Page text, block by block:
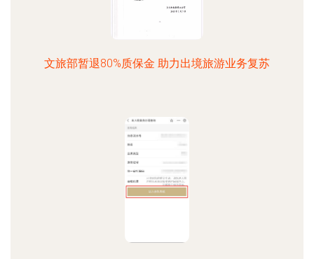
文旅部暂退80%质保金 助力出境旅游业务复苏